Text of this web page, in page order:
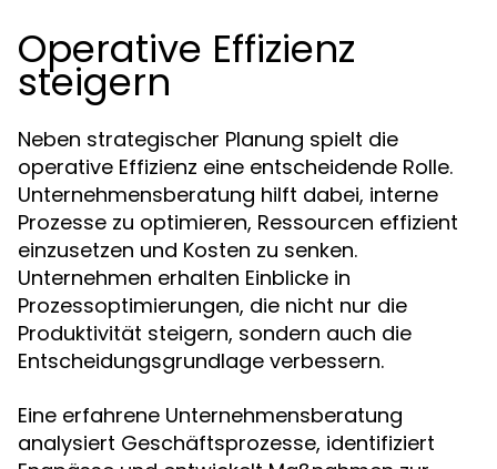
Operative Effizienz
steigern
Neben strategischer Planung spielt die
operative Effizienz eine entscheidende Rolle.
Unternehmensberatung hilft dabei, interne
Prozesse zu optimieren, Ressourcen effizient
einzusetzen und Kosten zu senken.
Unternehmen erhalten Einblicke in
Prozessoptimierungen, die nicht nur die
Produktivität steigern, sondern auch die
Entscheidungsgrundlage verbessern.
Eine erfahrene Unternehmensberatung
analysiert Geschäftsprozesse, identifiziert